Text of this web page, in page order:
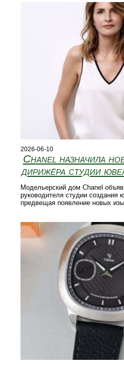
2026-06-10
Chanel назначила
дирижёра студии
Модельерский дом Chanel
руководителя студии создания
предвещая появление новых